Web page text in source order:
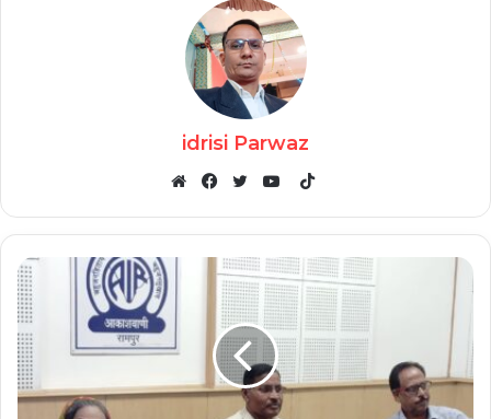
idrisi Parwaz
TikTok